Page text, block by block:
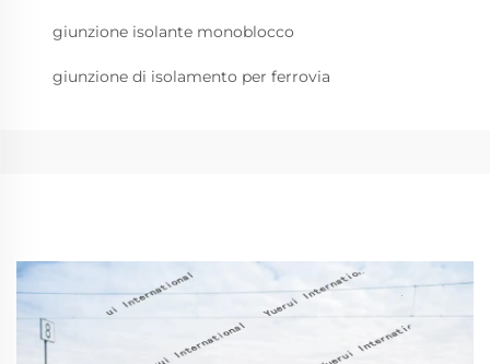
giunzione isolante monoblocco
giunzione di isolamento per ferrovia